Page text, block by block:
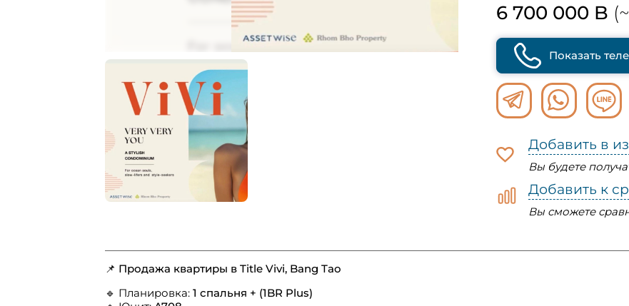
6 700 000 B
Показать
Добавить в
Вы будете
Добавить к
Вы сможете
📌 Продажа квартиры в Title Vivi, Bang Tao
🔹 Планировка: 1 спальня + (1BR Plus)